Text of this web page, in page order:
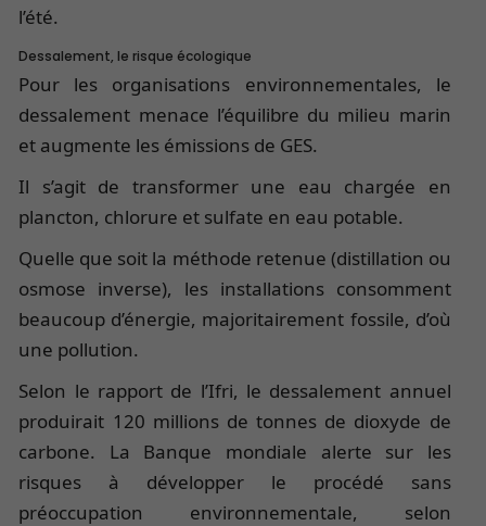
l’été.
Dessalement, le risque écologique
Pour les organisations environnementales, le
dessalement menace l’équilibre du milieu marin
et augmente les émissions de GES.
Il s’agit de transformer une eau chargée en
plancton, chlorure et sulfate en eau potable.
Quelle que soit la méthode retenue (distillation ou
osmose inverse), les installations consomment
beaucoup d’énergie, majoritairement fossile, d’où
une pollution.
Selon le rapport de l’Ifri, le dessalement annuel
produirait 120 millions de tonnes de dioxyde de
carbone. La Banque mondiale alerte sur les
risques à développer le procédé sans
préoccupation environnementale, selon